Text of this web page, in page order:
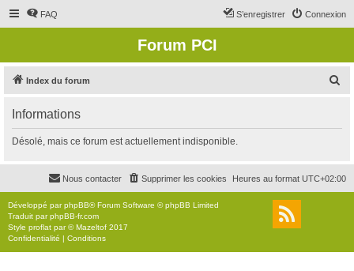
FAQ Connexion
S’enregistrer
Forum PCI
Index du forum
r
c
r
Informations
Désolé, mais ce forum est actuellement indisponible.
Heures au format UTC+02:00
Supprimer les cookies
Nous contacter
Développé parphpBB® Forum Software © phpBB Limited
Traduit parphpBB-fr.com
Style proflat par ©Mazeltof 2017
Confidentialité | Conditions